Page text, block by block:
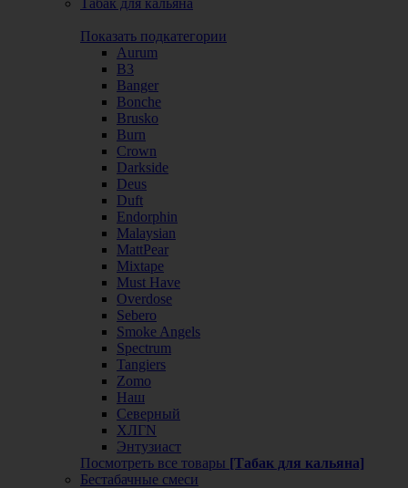
Табак для кальяна
Показать подкатегории
Aurum
B3
Banger
Bonche
Brusko
Burn
Crown
Darkside
Deus
Duft
Endorphin
Malaysian
MattPear
Mixtape
Must Have
Overdose
Sebero
Smoke Angels
Spectrum
Tangiers
Zomo
Наш
Северный
ХЛГN
Энтузиаст
Посмотреть все товары [Табак для кальяна]
Бестабачные смеси